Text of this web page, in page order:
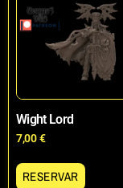
Wight Lord
7,00€
RESERVAR